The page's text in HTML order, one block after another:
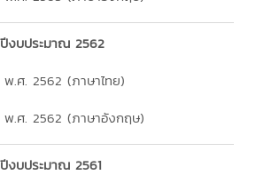
งบประมาณ 2562
พ.ศ. 2562 (ภาษาไทย)
พ.ศ. 2562 (ภาษาอังกฤษ)
งบประมาณ 2561